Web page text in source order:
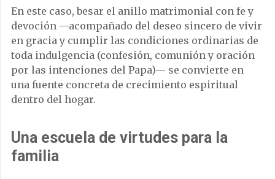
En este caso, besar el anillo matrimonial con fe y
devoción —acompañado del deseo sincero de vivir
en gracia y cumplir las condiciones ordinarias de
toda indulgencia (confesión, comunión y oración
por las intenciones del Papa)— se convierte en
una fuente concreta de crecimiento espiritual
dentro del hogar.
Una escuela de virtudes para la
familia